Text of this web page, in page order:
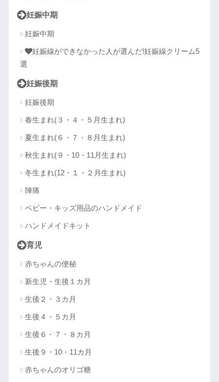
妊娠中期
妊娠中期
妊娠線ができなかった人が選んだ!妊娠線クリーム5
選
妊娠後期
妊娠後期
春生まれ(３・４・５月生まれ)
夏生まれ(６・７・８月生まれ)
秋生まれ(９・10・11月生まれ)
冬生まれ(12・１・２月生まれ)
陣痛
ベビー・キッズ用品のハンドメイド
ハンドメイドキット
育児
赤ちゃんの便秘
新生児・生後１カ月
生後２・３カ月
生後４・５カ月
生後６・７・８カ月
生後９・10・11カ月
赤ちゃんのオリゴ糖